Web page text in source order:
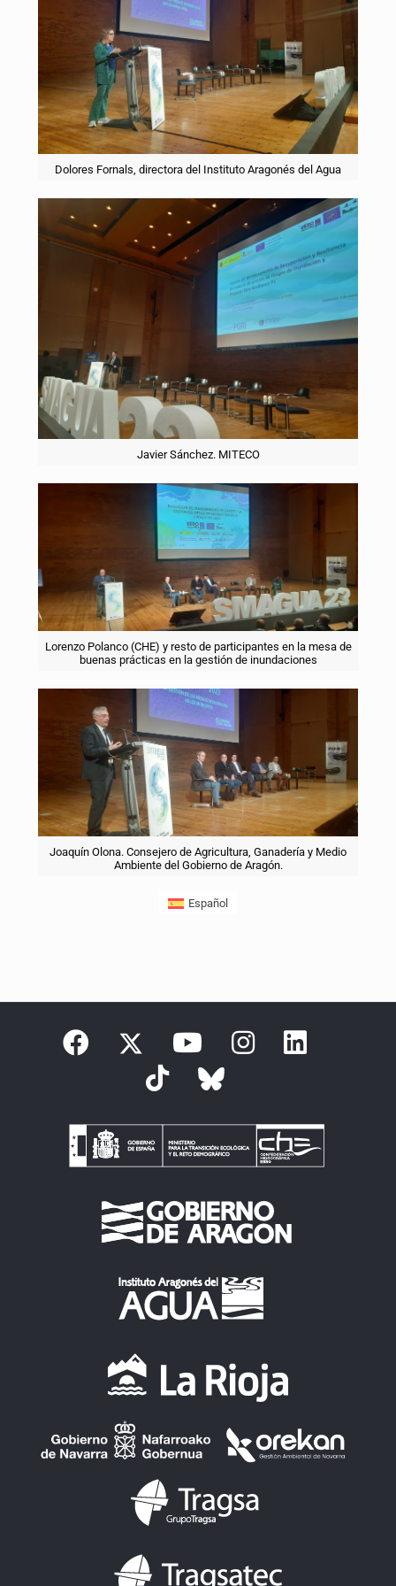
Dolores Fornals, directora del Instituto Aragonés del Agua
Javier Sánchez. MITECO
Lorenzo Polanco (CHE) y resto de participantes en la mesa de
buenas prácticas en la gestión de inundaciones
Joaquín Olona. Consejero de Agricultura, Ganadería y Medio
Ambiente del Gobierno de Aragón.
Español